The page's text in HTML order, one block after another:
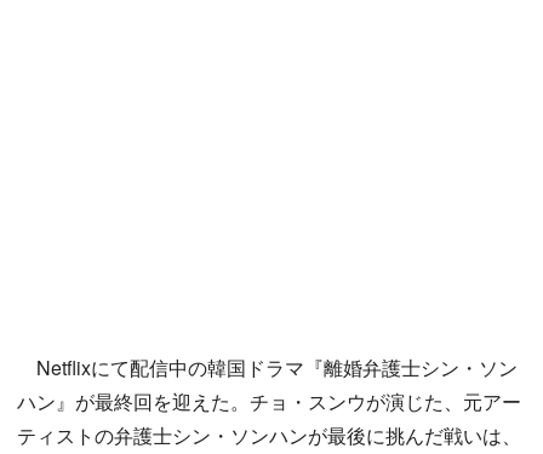
Netflixにて配信中の韓国ドラマ『離婚弁護士シン・ソン
ハン』が最終回を迎えた。チョ・スンウが演じた、元アー
ティストの弁護士シン・ソンハンが最後に挑んだ戦いは、